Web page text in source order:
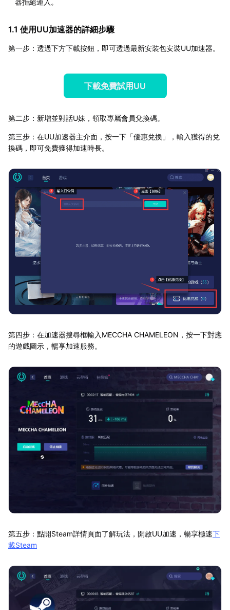
1.1 使用UU加速器的詳細步驟
第一步：透過下方下載按鈕，即可透過最新安裝包安裝UU加速器。
下載免費試用UU
第二步：新增並對話U妹，領取專屬會員兌換碼。
第三步：在UU加速器主介面，按一下「優惠兌換」，輸入獲得的兌
換碼，即可免費獲得加速時長。
第四步：在加速器搜尋框輸入MECCHA CHAMELEON，按一下對應
的遊戲圖示，暢享加速服務。
第五步：點開Steam詳情頁面了解玩法，開啟UU加速，暢享極速下
載Steam